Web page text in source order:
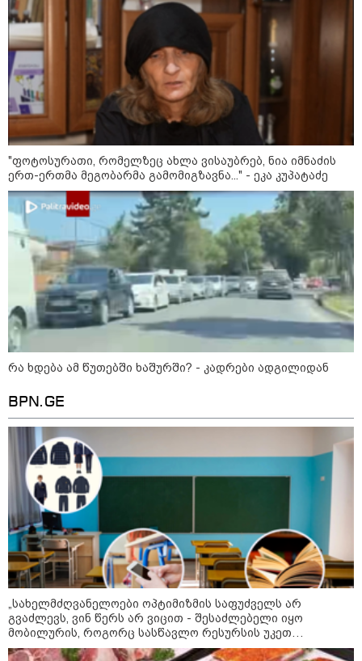
თბილისი - რომი 1641.00 ლარიდან
მნიშვნელოვანი ინფორმაცია
Hisense წარმოგიდგენთ გზავნილს "ინოვაციები
მსოფლიო ჩემპიონატზე™
15:49 / 06-08-2026
შეიძინე ალდაგის სამოგზაურო დაზღვევა და
მიიღე გაორმაგებული ინტერნეტი
"ფოტოსურათი, რომელზეც ახლა ვისაუბრებ, ნია იმნაძის
ერთ-ერთმა მეგობარმა გამომიგზავნა..." - ეკა კუპატაძე
რა ხდება ამ წუთებში ხაშურში? - კადრები ადგილიდან
BPN.GE
„სახელმძღვანელოები ოპტიმიზმის საფუძველს არ
გვაძლევს, ვინ წერს არ ვიცით - შესაძლებელი იყო
მობილურის, როგორც სასწავლო რესურსის უკეთ
გამოყენება“ - განათლების სისტემის გამოწვევები